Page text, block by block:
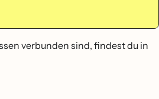
verbunden sind, findest du in